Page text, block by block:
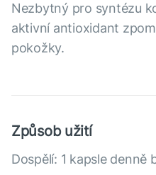
Nezbytný pro syntézu
aktivní antioxidant
pokožky.
Způsob užití
Dospělí: 1 kapsle denně